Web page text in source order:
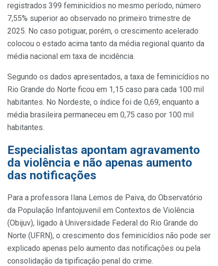
registrados 399 feminicídios no mesmo período, número
7,55% superior ao observado no primeiro trimestre de
2025. No caso potiguar, porém, o crescimento acelerado
colocou o estado acima tanto da média regional quanto da
média nacional em taxa de incidência.
Segundo os dados apresentados, a taxa de feminicídios no
Rio Grande do Norte ficou em 1,15 caso para cada 100 mil
habitantes. No Nordeste, o índice foi de 0,69, enquanto a
média brasileira permaneceu em 0,75 caso por 100 mil
habitantes.
Especialistas apontam agravamento
da violência e não apenas aumento
das notificações
Para a professora Ilana Lemos de Paiva, do Observatório
da População Infantojuvenil em Contextos de Violência
(Obijuv), ligado à Universidade Federal do Rio Grande do
Norte (UFRN), o crescimento dos feminicídios não pode ser
explicado apenas pelo aumento das notificações ou pela
consolidação da tipificação penal do crime.